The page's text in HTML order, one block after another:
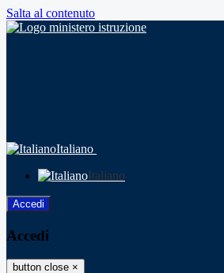
Salta al contenuto
Italiano
Italiano
Accedi
Accedi
button close ×